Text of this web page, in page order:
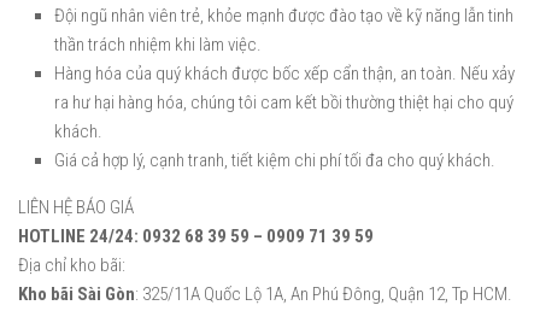
Đội ngũ nhân viên trẻ, khỏe mạnh được đào tạo về kỹ năng lẫn tinh
thần trách nhiệm khi làm việc.
Hàng hóa của quý khách được bốc xếp cẩn thận, an toàn. Nếu xảy
ra hư hại hàng hóa, chúng tôi cam kết bồi thường thiệt hại cho quý
khách.
Giá cả hợp lý, cạnh tranh, tiết kiệm chi phí tối đa cho quý khách.
LIÊN HỆ BÁO GIÁ
HOTLINE 24/24: 0932 68 39 59 – 0909 71 39 59
Địa chỉ kho bãi:
Kho bãi Sài Gòn: 325/11A Quốc Lộ 1A, An Phú Đông, Quận 12, Tp HCM.